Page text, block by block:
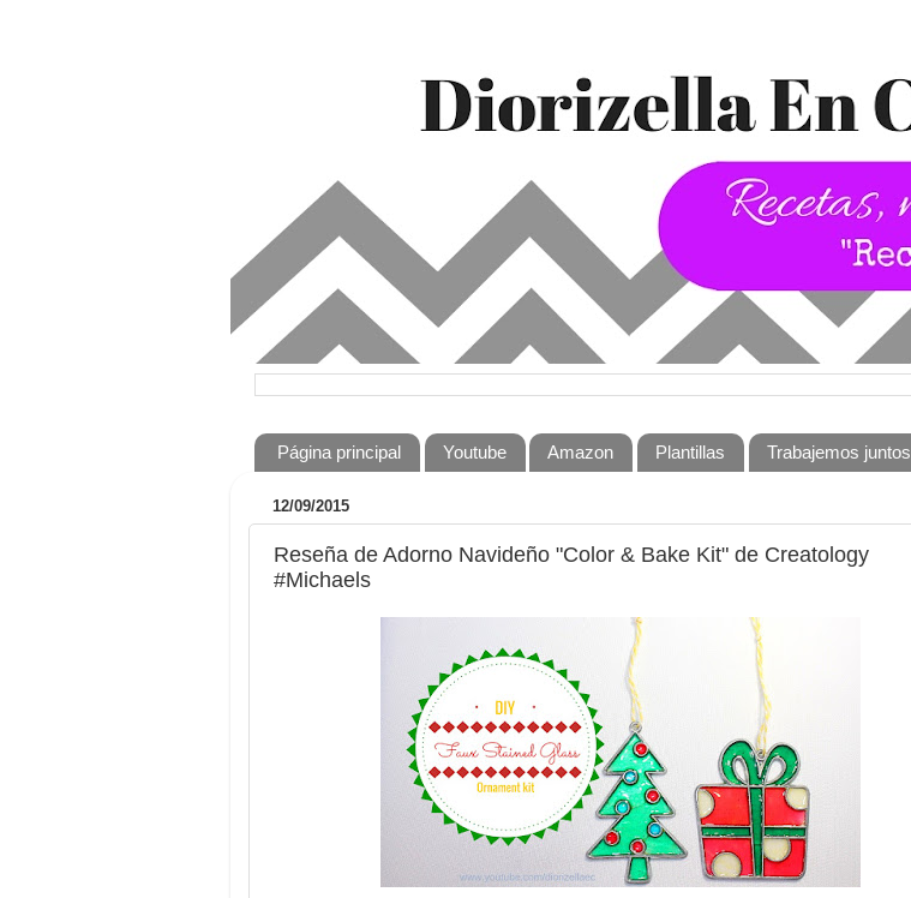
Página principal Youtube Amazon Plantillas Trabajemos juntos
12/09/2015
Reseña de Adorno Navideño "Color & Bake Kit" de Creatology
#Michaels